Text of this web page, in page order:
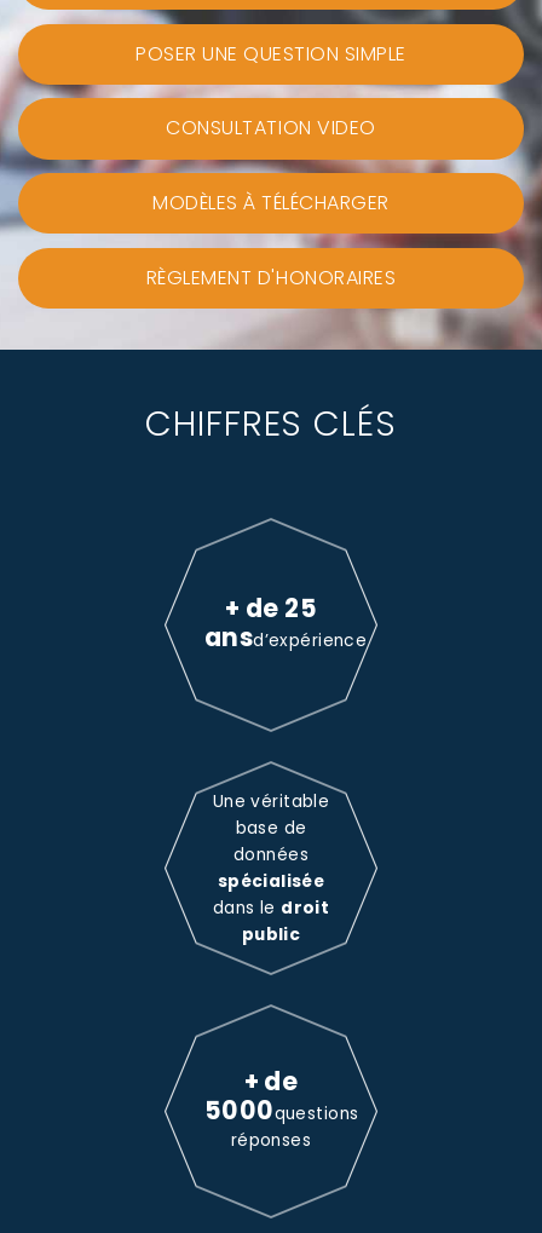
POSER UNE QUESTION SIMPLE
CONSULTATION VIDEO
MODÈLES À TÉLÉCHARGER
RÈGLEMENT D'HONORAIRES
CHIFFRES CLÉS
+ de 25
ansd’expérience
Une véritable
base de
données
spécialisée
dans le droit
public
+ de
5000questions
réponses